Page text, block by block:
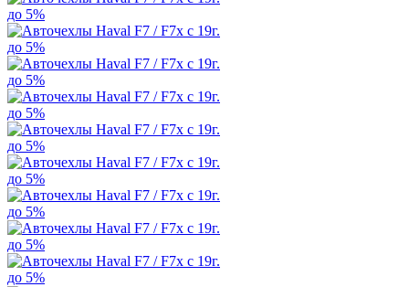
до 5%
до 5%
до 5%
до 5%
до 5%
до 5%
до 5%
до 5%
до 5%